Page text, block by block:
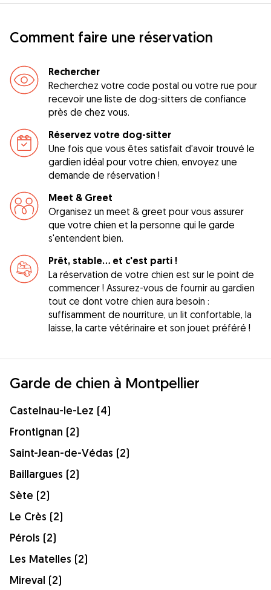
Comment faire une réservation
Rechercher
Recherchez votre code postal ou votre rue pour
recevoir une liste de dog-sitters de confiance
près de chez vous.
Réservez votre dog-sitter
Une fois que vous êtes satisfait d'avoir trouvé le
gardien idéal pour votre chien, envoyez une
demande de réservation !
Meet & Greet
Organisez un meet & greet pour vous assurer
que votre chien et la personne qui le garde
s'entendent bien.
Prêt, stable... et c'est parti !
La réservation de votre chien est sur le point de
commencer ! Assurez-vous de fournir au gardien
tout ce dont votre chien aura besoin :
suffisamment de nourriture, un lit confortable, la
laisse, la carte vétérinaire et son jouet préféré !
Garde de chien à Montpellier
Castelnau-le-Lez (4)
Frontignan (2)
Saint-Jean-de-Védas (2)
Baillargues (2)
Sète (2)
Le Crès (2)
Pérols (2)
Les Matelles (2)
Mireval (2)